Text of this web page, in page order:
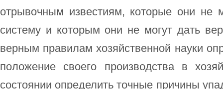
отрывочным известиям, которые они не
систему и которым они не могут дать
верным правилам хозяйственной науки
положение своего производства в
состоянии определить точные причины